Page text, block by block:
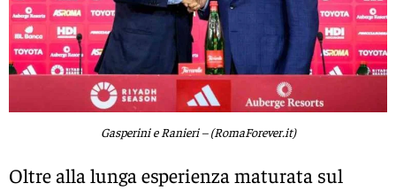
Gasperini e Ranieri – (RomaForever.it)
Oltre alla lunga esperienza maturata sul